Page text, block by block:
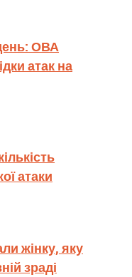
ОВА
атак на
атаки
жінку, яку
зраді